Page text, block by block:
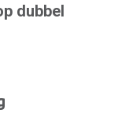
dubbel